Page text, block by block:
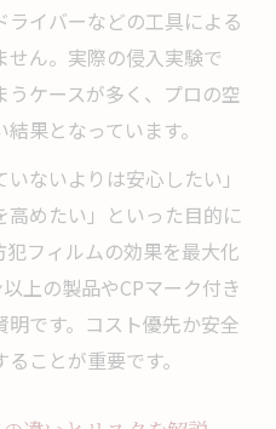
イバーなどの工具による
ん。実際の侵入実験で
ケースが多く、プロの空
果となっています。
ないよりは安心したい」
高めたい」といった目的に
フィルムの効果を最大化
上の製品やCPマーク付き
です。コスト優先か安全
ことが重要です。